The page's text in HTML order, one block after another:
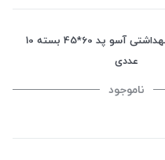
پد و زیر انداز بهداشتی آسو پد 60*45 بسته 10
عددی
ناموجود